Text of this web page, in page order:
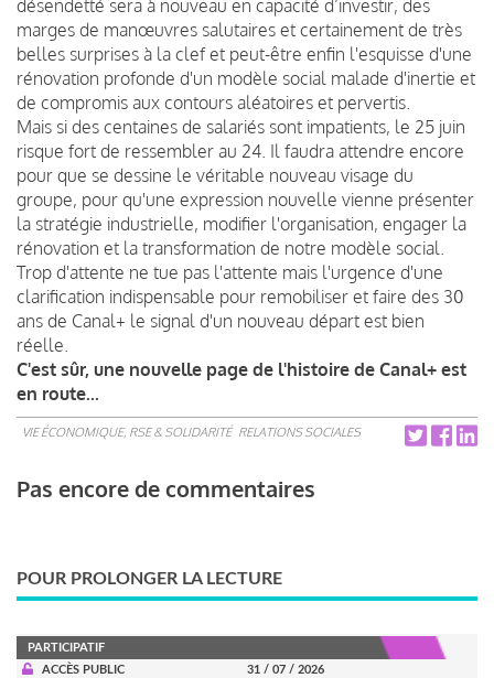
désendetté sera à nouveau en capacité d’investir, des
marges de manœuvres salutaires et certainement de très
belles surprises à la clef et peut-être enfin l'esquisse d'une
rénovation profonde d'un modèle social malade d'inertie et
de compromis aux contours aléatoires et pervertis.
Mais si des centaines de salariés sont impatients, le 25 juin
risque fort de ressembler au 24. Il faudra attendre encore
pour que se dessine le véritable nouveau visage du
groupe, pour qu'une expression nouvelle vienne présenter
la stratégie industrielle, modifier l'organisation, engager la
rénovation et la transformation de notre modèle social.
Trop d'attente ne tue pas l'attente mais l'urgence d'une
clarification indispensable pour remobiliser et faire des 30
ans de Canal+ le signal d'un nouveau départ est bien
réelle.
C'est sûr, une nouvelle page de l'histoire de Canal+ est
en route...
VIE ÉCONOMIQUE, RSE & SOLIDARITÉ RELATIONS SOCIALES
Pas encore de commentaires
POUR PROLONGER LA LECTURE
PARTICIPATIF
ACCÈS PUBLIC
31 / 07 / 2026